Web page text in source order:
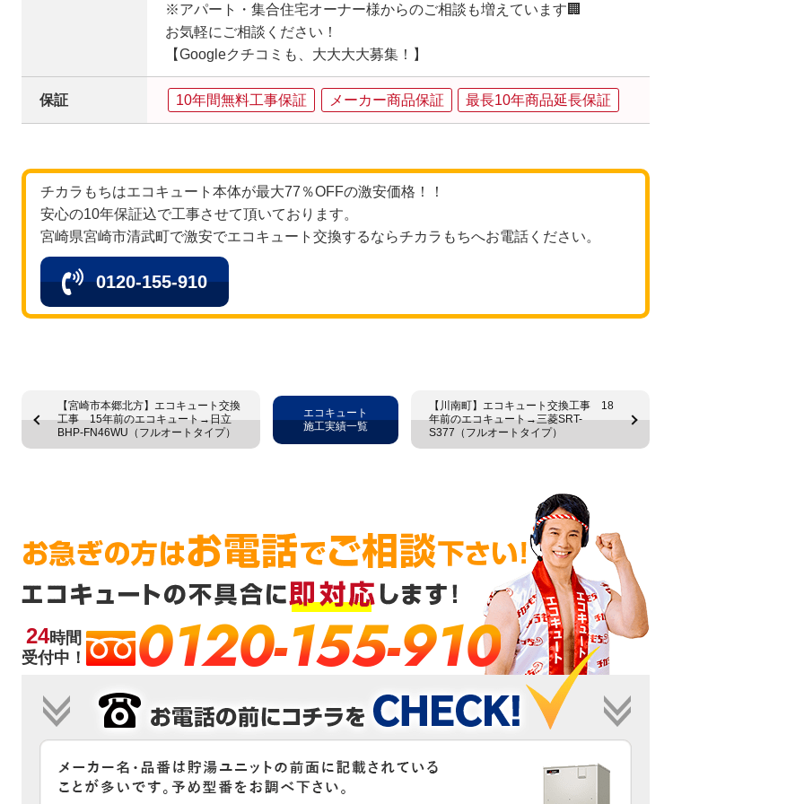
※アパート・集合住宅オーナー様からのご相談も増えています🏢
お気軽にご相談ください！
【Googleクチコミも、大大大大募集！】
保証 10年間無料工事保証 メーカー商品保証 最長10年商品延長保証
チカラもちはエコキュート本体が最大77％OFFの激安価格！！
安心の10年保証込で工事させて頂いております。
宮崎県宮崎市清武町で激安でエコキュート交換するならチカラもちへお電話ください。
0120-155-910
【宮崎市本郷北方】エコキュート交換
工事 15年前のエコキュート→日立
BHP-FN46WU（フルオートタイプ）
【川南町】エコキュート交換工事 18
年前のエコキュート→三菱SRT-
S377（フルオートタイプ）
エコキュート
施工実績一覧
24時間
受付中！
0120-155-910